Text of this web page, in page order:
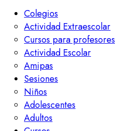
Colegios
Actividad Extraescolar
Cursos para profesores
Actividad Escolar
Amipas
Sesiones
Niños
Adolescentes
Adultos